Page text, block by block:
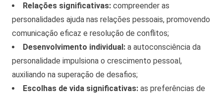
Relações significativas: compreender as
personalidades ajuda nas relações pessoais, promovendo
comunicação eficaz e resolução de conflitos;
Desenvolvimento individual: a autoconsciência da
personalidade impulsiona o crescimento pessoal,
auxiliando na superação de desafios;
Escolhas de vida significativas: as preferências de